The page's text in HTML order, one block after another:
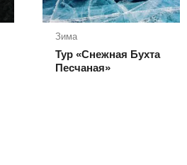
Зима
Тур «Снежная Бухта
Песчаная»